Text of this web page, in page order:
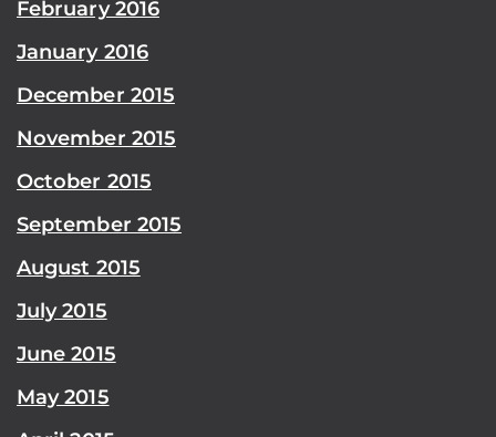
February 2016
January 2016
December 2015
November 2015
October 2015
September 2015
August 2015
July 2015
June 2015
May 2015